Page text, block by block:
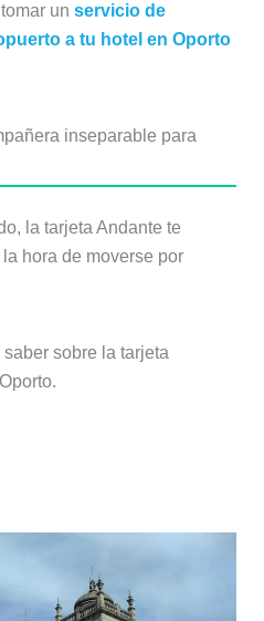
un servicio de
a tu hotel en Oporto
inseparable para
la tarjeta Andante te
hora de moverse por
sobre la tarjeta